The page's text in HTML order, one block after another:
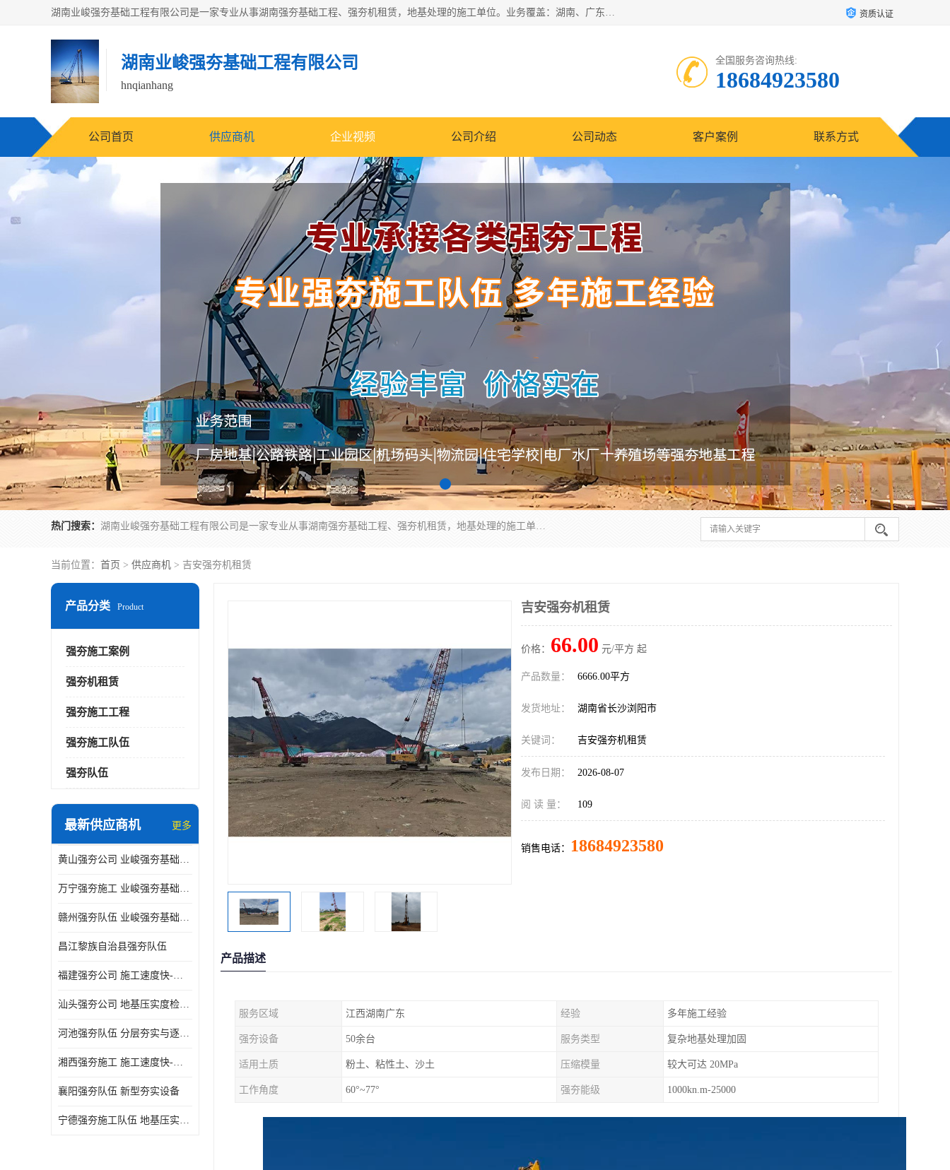
湖南业峻强夯基础工程有限公司是一家专业从事湖南强夯基础工程、强夯机租赁，地基处理的施工单位。业务覆盖：湖南、广东，江西等地。可承接1000KN.m-25000KN.m强夯（置换）工程。公司创始人是国内较早期从事强夯施工的建设者，经过多年的一步一个脚印的发展，在行业内具有较高的度和良好的口碑。 资质认证
湖南业峻强夯基础工程有限公司
hnqianhang
全国服务咨询热线:
18684923580
公司首页 供应商机 企业视频 公司介绍 公司动态 客户案例 联系方式
热门搜索： 湖南业峻强夯基础工程有限公司是一家专业从事湖南强夯基础工程、强夯机租赁，地基处理的施工单位。业务覆盖：湖南、广东，江西等地。可承接1000KN.m-25000KN.m强夯（置换）工程。公司创始人是国内较早期从事强夯施工的建设者，经过多年的一步一个脚印的发展，在行业内具有较高的度和良好的口碑。
当前位置： 首页 > 供应商机 > 吉安强夯机租赁
产品分类 Product
强夯施工案例
强夯机租赁
强夯施工工程
强夯施工队伍
强夯队伍
最新供应商机 更多
黄山强夯公司 业峻强夯基础工程
万宁强夯施工 业峻强夯基础工程
赣州强夯队伍 业峻强夯基础工程
昌江黎族自治县强夯队伍
福建强夯公司 施工速度快-施耐用性强
汕头强夯公司 地基压实度检测方法与标准
河池强夯队伍 分层夯实与逐层检测技术
湘西强夯施工 施工速度快-施耐用性强
襄阳强夯队伍 新型夯实设备
宁德强夯施工队伍 地基压实度检测方法与标准
吉安强夯机租赁
价格： 66.00 元/平方 起
产品数量： 6666.00平方
发货地址： 湖南省长沙浏阳市
关键词： 吉安强夯机租赁
发布日期： 2026-08-07
阅 读 量： 109
销售电话： 18684923580
产品描述
服务区域 江西湖南广东 经验 多年施工经验
强夯设备 50余台 服务类型 复杂地基处理加固
适用土质 粉土、粘性土、沙土 压缩模量 较大可达 20MPa
工作角度 60°~77° 强夯能级 1000kn.m-25000